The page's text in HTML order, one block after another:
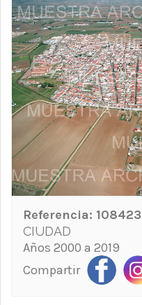
Referencia:
CIUDAD
Años 2000 a 2019
Compartir